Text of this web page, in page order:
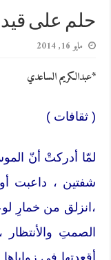
حلم على قيد
مايو 16, 2014
*عبدالكريم الساعدي
( ثقافات )
لمّا أدركتْ أنّ
شفتين ، داعبت
،انزلق من خمارِ
الصمتِ
أقعدتها في